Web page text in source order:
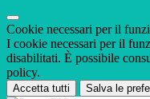
Cookie necessari per il
I cookie necessari per il
disabilitati. È possibile
policy.
Accetta tutti Salva le